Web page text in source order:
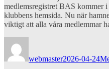
medlemsregistret BAS kommer
klubbens hemsida. Nu när
viktigt att alla våra medlemmar
webmaster2026-04-24